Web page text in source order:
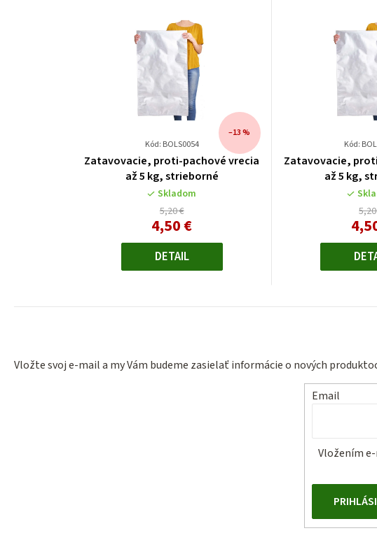
Kód: BOLS0054
Zatavovacie, proti-pachové vrecia
až 5 kg, strieborné
Skladom
5,20 €
–13 %
4,50 €
DETAIL
Kód:
Zatavovacie,
až 5 kg,
Vložte svoj e-mail a my Vám budeme zasielať informácie o nových
Email
Vložením